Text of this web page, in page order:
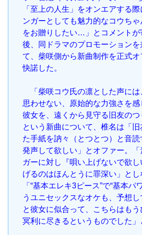
「至上の人生」をオンエアする
ンガーとしても魅力的なコウち
をお贈りしたい…」とコメントが
後、同ドラマのプロモーション
て、柴咲側から新曲制作を正式オ
快諾した。
「柴咲コウ氏の凛とした声には
思わせない、原始的な力強さを
彼女を、遠くから見守る旧友のつ
という新曲について、椎名は「
た手紙を訥々（とつとつ）と音
発声して欲しい」とオファー。
ガーに対し『唄い上げないで欲
げるのはほんとうに罪深い」とし
「“基本エレキ3ピース”で“基本パ
うユニセックスなオケも、予想
と彼女に似合って、こちらはも
冥利に尽きるというものでした」